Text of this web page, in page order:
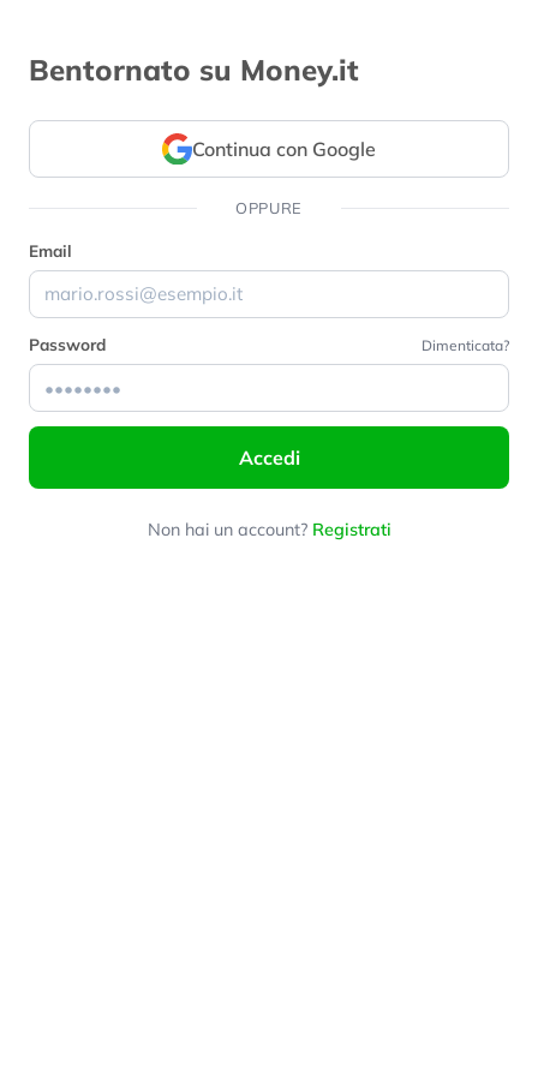
Bentornato su Money.it
Continua con Google
OPPURE
Email
Password Dimenticata?
Accedi
Non hai un account? Registrati